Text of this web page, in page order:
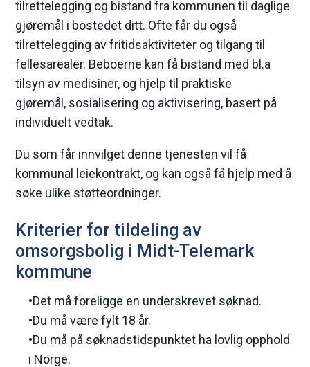
u
n
e
tilrettelegging og bistand fra kommunen til daglige
gjøremål i bostedet ditt. Ofte får du også
tilrettelegging av fritidsaktiviteter og tilgang til
fellesarealer. Beboerne kan få bistand med bl.a
tilsyn av medisiner, og hjelp til praktiske
gjøremål, sosialisering og aktivisering, basert på
individuelt vedtak.
Du som får innvilget denne tjenesten vil få
kommunal leiekontrakt, og kan også få hjelp med å
søke ulike støtteordninger.
Kriterier for tildeling av
omsorgsbolig i Midt-Telemark
kommune
•Det må foreligge en underskrevet søknad.
•Du må være fylt 18 år.
•Du må på søknadstidspunktet ha lovlig opphold
i Norge.